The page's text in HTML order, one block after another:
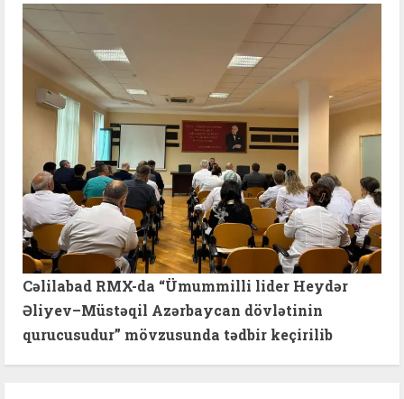
Cəlilabad RMX-da “Ümummilli lider Heydər
Əliyev–Müstəqil Azərbaycan dövlətinin
qurucusudur” mövzusunda tədbir keçirilib